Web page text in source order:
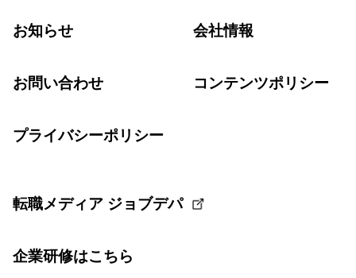
お知らせ 会社情報
お問い合わせ コンテンツポリシー
プライバシーポリシー
転職メディア ジョブデパ
企業研修はこちら